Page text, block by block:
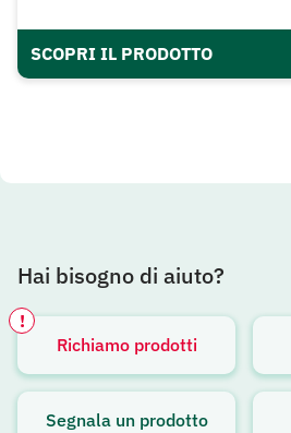
SCOPRI IL PRODOTTO
Hai bisogno di aiuto?
Richiamo prodotti
!
Avviso attivo
Segnala un prodotto